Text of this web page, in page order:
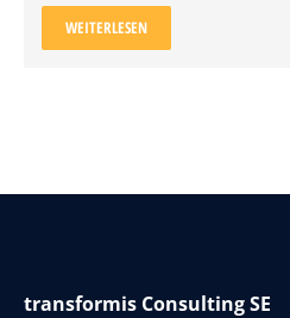
WEITERLESEN
transformis Consulting SE